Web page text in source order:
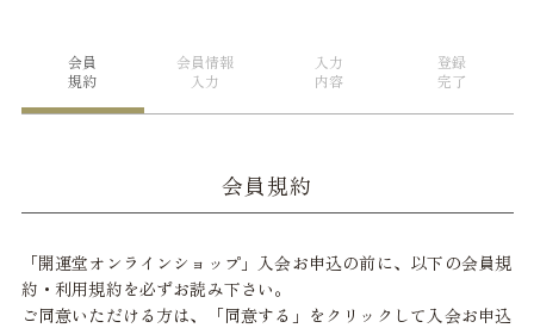
会員
規約
会員情報
入力
入力
内容
登録
完了
会員規約
「開運堂オンラインショップ」入会お申込の前に、以下の会員規
約・利用規約を必ずお読み下さい。
ご同意いただける方は、「同意する」をクリックして入会お申込